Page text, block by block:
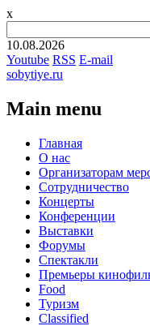
x
10.08.2026
Youtube RSS E-mail
sobytiye.ru
Main menu
Skip
content
Главная
О нас
Организаторам
Сотрудничество
Концерты
Конференции
Выставки
Форумы
Спектакли
Премьеры
Food
Туризм
Сlassified